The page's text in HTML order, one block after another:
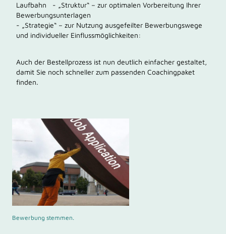
Laufbahn - „Struktur“ – zur optimalen Vorbereitung Ihrer
Bewerbungsunterlagen
- „Strategie“ – zur Nutzung ausgefeilter Bewerbungswege
und individueller Einflussmöglichkeiten:
Auch der Bestellprozess ist nun deutlich einfacher gestaltet,
damit Sie noch schneller zum passenden Coachingpaket
finden.
Bewerbung stemmen.